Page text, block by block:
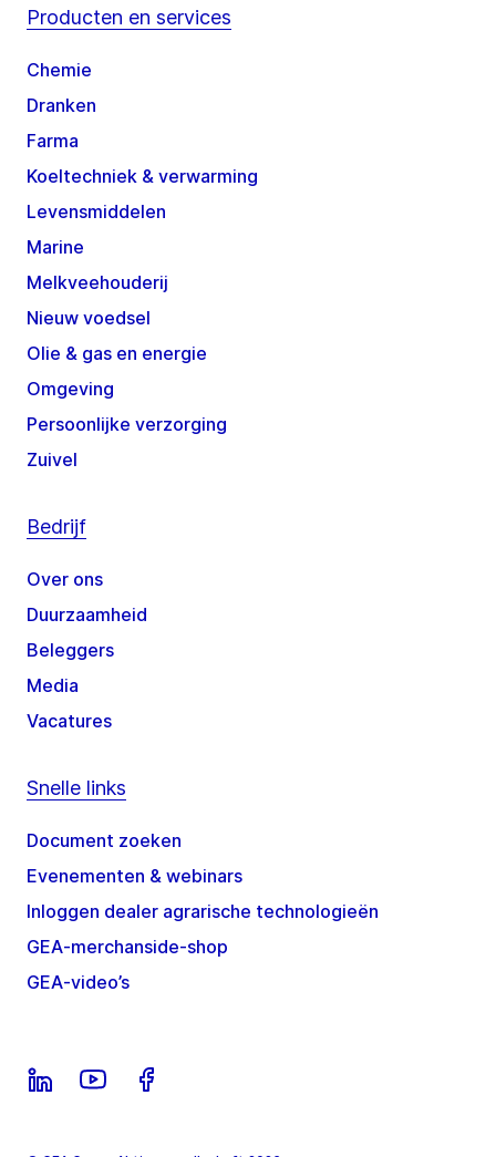
Producten en services
Chemie
Dranken
Farma
Koeltechniek & verwarming
Levensmiddelen
Marine
Melkveehouderij
Nieuw voedsel
Olie & gas en energie
Omgeving
Persoonlijke verzorging
Zuivel
Bedrijf
Over ons
Duurzaamheid
Beleggers
Media
Vacatures
Snelle links
Document zoeken
Evenementen & webinars
Inloggen dealer agrarische technologieën
GEA-merchanside-shop
GEA-video’s